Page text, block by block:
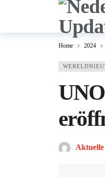
Home 2024
Aktuelle